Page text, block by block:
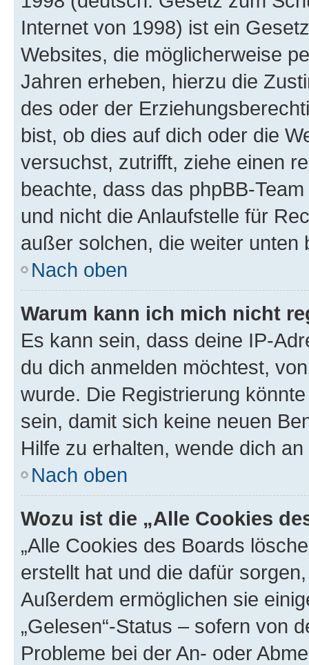
Internet von 1998) ist ein
Websites, die möglicherweise
Jahren erheben, hierzu die
des oder der
bist, ob dies auf dich oder die
versuchst, zutrifft, ziehe einen
beachte, dass das phpBB-
und nicht die Anlaufstelle für
außer solchen, die weiter unten
Nach oben
Warum kann ich mich nicht
Es kann sein, dass deine IP-
du dich anmelden möchtest,
wurde. Die Registrierung
sein, damit sich keine neuen
Hilfe zu erhalten, wende dich
Nach oben
Wozu ist die „Alle Cookies
„Alle Cookies des Boards
erstellt hat und die dafür
Außerdem ermöglichen sie
„Gelesen“-Status – sofern von
Probleme bei der An- oder